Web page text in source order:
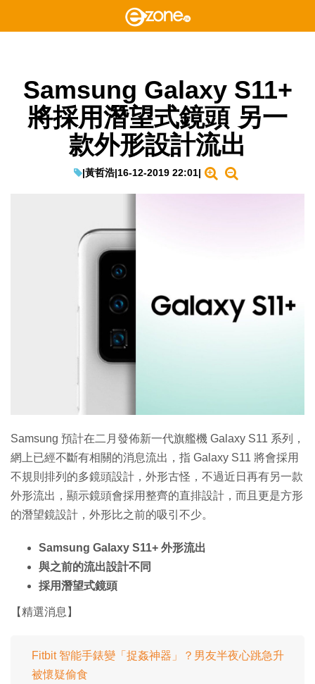
Samsung Galaxy S11+
將採用潛望式鏡頭 另一
款外形設計流出
|黃哲浩|16-12-2019 22:01|
Samsung 預計在二月發佈新一代旗艦機 Galaxy S11 系列，
網上已經不斷有相關的消息流出，指 Galaxy S11 將會採用
不規則排列的多鏡頭設計，外形古怪，不過近日再有另一款
外形流出，顯示鏡頭會採用整齊的直排設計，而且更是方形
的潛望鏡設計，外形比之前的吸引不少。
Samsung Galaxy S11+ 外形流出
與之前的流出設計不同
採用潛望式鏡頭
【精選消息】
Fitbit 智能手錶變「捉姦神器」？男友半夜心跳急升
被懷疑偷食